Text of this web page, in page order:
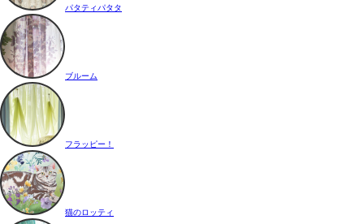
パタティパタタ
ブルーム
フラッピー！
猫のロッティ